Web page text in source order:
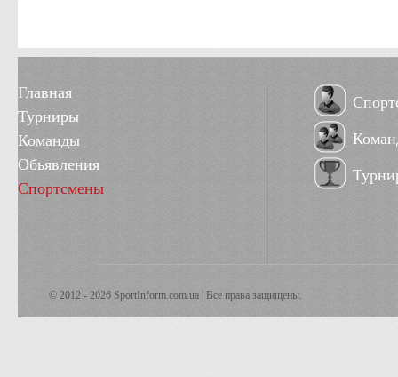
Главная
Турниры
Команды
Обьявления
Спортсмены
© 2012 - 2026 SportInform.com.ua | Все права защищены.